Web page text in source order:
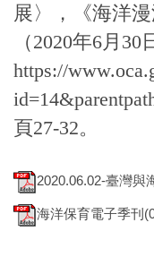
展〉，《海洋
（2020年6月30
https://
頁27-32。
2020.06.02-臺灣與
海洋保育電子季刊